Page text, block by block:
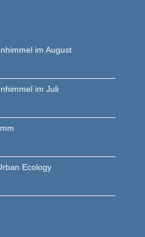
im August
im Juli
Ecology